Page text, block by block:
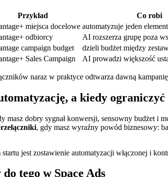
Przykład
Co robi
miejsca docelowe automatyzuje jeden
odbiorcy
AI rozszerza grupę poza
campaign budget
dzieli budżet między
Sales Campaign AI prowadzi większość
naraz w praktyce odtwarza dawną
a kiedy ograniczyć
masz dobry sygnał konwersji, sensowny budżet i
, gdy masz wyraźny powód biznesowy:
jest zostawienie automatyzacji włączonej i
tego w Space Ads